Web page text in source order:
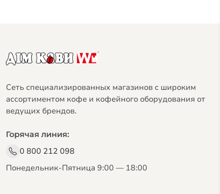
Сеть специализированных магазинов с широким
ассортиментом кофе и кофейного оборудования от
ведущих брендов.
Горячая линия:
0 800 212 098
Понедельник-Пятница 9:00 — 18:00